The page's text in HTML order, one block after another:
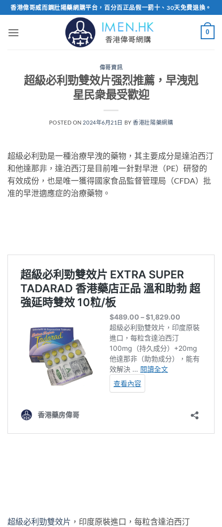
Skip
to
content
香港偉哥威而鋼壯陽藥網購平台，百分百正品假一罰十、30天免費退換。
0
偉哥資訊
超級必利勁雙效片强烈推薦，早洩剋
星民衆最受歡迎
POSTED ON 2024年6月21日 BY香港壯陽藥網購
超級必利勁是一種治療早洩的藥物，其主要成分是達泊西汀
和他達那非，達泊西汀是目前唯一針對早泄（PE）研發的
有效成份，也是唯一獲得國家食品監督管理局（CFDA）批
准的早泄適應症的治療藥物。
超級必利勁雙效片 ，印度原裝進口，每粒含達泊西汀